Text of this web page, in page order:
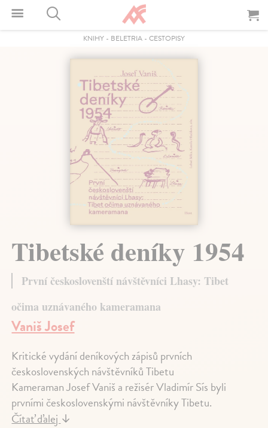
KNIHY - BELETRIA - CESTOPISY
Tibetské deníky 1954
První českoslovenští návštěvníci Lhasy: Tibet
očima uznávaného kameramana
Vaniš Josef
Kritické vydání deníkových zápisů prvních
československých návštěvníků Tibetu
Kameraman Josef Vaniš a režisér Vladimír Sís byli
prvními československými návštěvníky Tibetu.
Čítať ďalej ↓